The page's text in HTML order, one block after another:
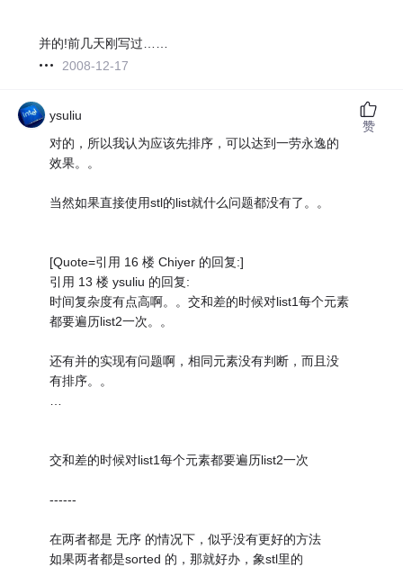
并的!前几天刚写过……
2008-12-17
ysuliu
对的，所以我认为应该先排序，可以达到一劳永逸的
效果。。
当然如果直接使用stl的list就什么问题都没有了。。
[Quote=引用 16 楼 Chiyer 的回复:]
引用 13 楼 ysuliu 的回复:
时间复杂度有点高啊。。交和差的时候对list1每个元素
都要遍历list2一次。。
还有并的实现有问题啊，相同元素没有判断，而且没
有排序。。
交和差的时候对list1每个元素都要遍历list2一次
------
在两者都是 无序 的情况下，似乎没有更好的方法
如果两者都是sorted 的，那就好办，象stl里的
赞